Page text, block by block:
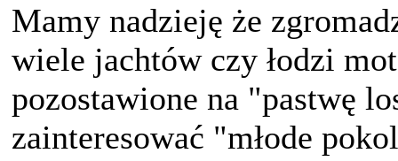
Mamy nadzieję że
wiele jachtów czy łodzi
pozostawione na "pastwę
zainteresować "młode